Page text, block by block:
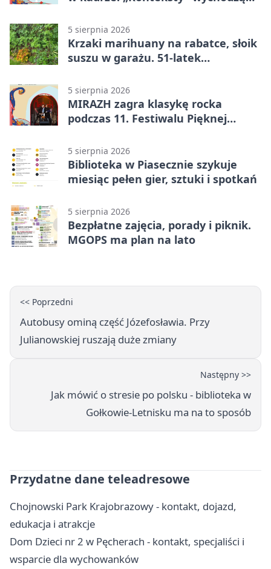
5 sierpnia 2026
Krzaki marihuany na rabatce, słoik
suszu w garażu. 51-latek
5 sierpnia 2026
MIRAZH zagra klasykę rocka
podczas 11. Festiwalu Pięknej
5 sierpnia 2026
Biblioteka w Piasecznie szykuje
miesiąc pełen gier, sztuki i spotkań
5 sierpnia 2026
Bezpłatne zajęcia, porady i piknik.
MGOPS ma plan na lato
<< Poprzedni
Autobusy ominą część Józefosławia. Przy
Julianowskiej ruszają duże zmiany
Następny >>
Jak mówić o stresie po polsku - biblioteka w
Gołkowie-Letnisku ma na to sposób
Przydatne dane teleadresowe
Chojnowski Park Krajobrazowy - kontakt, dojazd,
edukacja i atrakcje
Dom Dzieci nr 2 w Pęcherach - kontakt, specjaliści i
wsparcie dla wychowanków